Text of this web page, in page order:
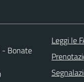
- Bonate
Leggi le